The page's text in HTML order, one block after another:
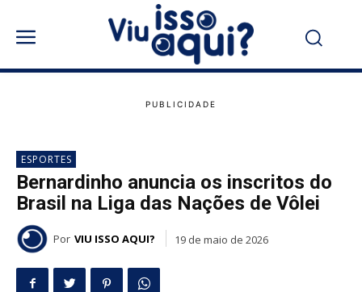
ESPORTES
Bernardinho anuncia os inscritos do
Brasil na Liga das Nações de Vôlei
Por VIU ISSO AQUI? 19 de maio de 2026